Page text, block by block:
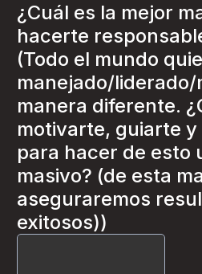
¿Cuál es la mejor
hacerte
(Todo el mundo
manejado/liderado/
manera diferente.
motivarte, guiarte
para hacer de esto
masivo? (de esta
aseguraremos
exitosos))